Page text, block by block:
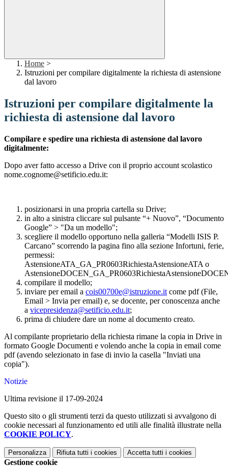
Home >
Istruzioni per compilare digitalmente la richiesta di astensione
dal lavoro
Istruzioni per compilare digitalmente la
richiesta di astensione dal lavoro
Compilare e spedire una richiesta di astensione dal lavoro
digitalmente:
Dopo aver fatto accesso a Drive con il proprio account scolastico
nome.cognome@setificio.edu.it:
posizionarsi in una propria cartella su Drive;
in alto a sinistra cliccare sul pulsante “+ Nuovo”, “Documento
Google” > "Da un modello";
scegliere il modello opportuno nella galleria “Modelli ISIS P.
Carcano” scorrendo la pagina fino alla sezione Infortuni, ferie,
permessi:
AstensioneATA_GA_PR0603RichiestaAstensioneATA o
compilare il modello;
inviare per email a cois00700e@istruzione.it come pdf (File,
Email > Invia per email) e, se docente, per conoscenza anche
a vicepresidenza@setificio.edu.it;
prima di chiudere dare un nome al documento creato.
Al compilante proprietario della richiesta rimane la copia in Drive in
formato Google Documenti e volendo anche la copia in email come
pdf (avendo selezionato in fase di invio la casella "Inviati una
copia").
Notizie
Ultima revisione il 17-09-2024
Questo sito o gli strumenti terzi da questo utilizzati si avvalgono di
cookie necessari al funzionamento ed utili alle finalità illustrate nella
COOKIE POLICY.
Personalizza Rifiuta tutti i cookies Accetta tutti i cookies
Gestione cookie